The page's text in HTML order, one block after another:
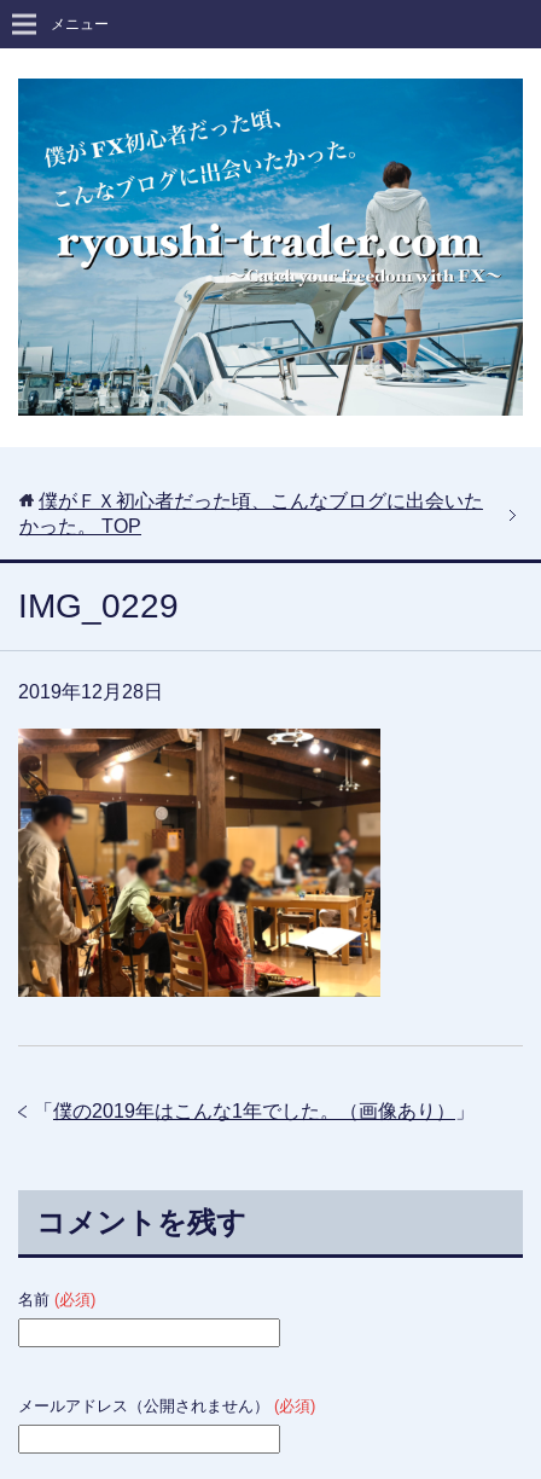
メニュー
僕がＦＸ初心者だった頃、こんなブログに出会いた
かった。
TOP
IMG_0229
2019年12月28日
「 僕の2019年はこんな1年でした。（画像あり） 」
コメントを残す
名前 (必須)
メールアドレス（公開されません） (必須)